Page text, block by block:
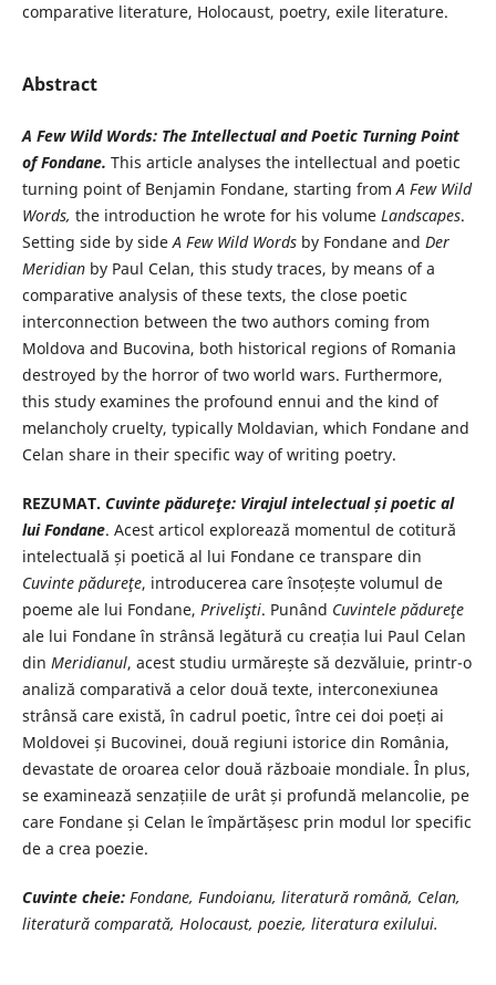
comparative literature, Holocaust, poetry, exile literature.
Abstract
A Few Wild Words: The Intellectual and Poetic Turning Point
ofFondane. This article analyses the intellectual and poetic
turning point of Benjamin Fondane, starting fromA Few Wild
Words, the introduction he wrote for his volume Landscapes.
Setting side by sideA Few Wild Wordsby Fondane and Der
Meridianby Paul Celan, this study traces, by means of a
comparative analysis of these texts, the close poetic
interconnection between the two authors coming from
Moldova and Bucovina, both historical regions of Romania
destroyed by the horror of two world wars. Furthermore,
this study examines the profound ennui and the kind of
melancholy cruelty, typically Moldavian, which Fondane and
Celan share in their specific way of writing poetry.
REZUMAT. Cuvinte pădureţe: Virajul intelectual și poetic al
lui Fondane. Acest articol explorează momentul de cotitură
intelectuală și poetică al lui Fondane ce transpare din
Cuvinte pădureţe, introducerea care însoțește volumul de
poeme ale lui Fondane, Privelişti. Punând Cuvintele pădureţe
ale lui Fondane în strânsă legătură cu creația lui Paul Celan
din Meridianul, acest studiu urmărește să dezvăluie, printr-o
analiză comparativă a celor două texte, interconexiunea
strânsă care există, în cadrul poetic, între cei doi poeți ai
Moldovei și Bucovinei, două regiuni istorice din România,
devastate de oroarea celor două războaie mondiale. În plus,
se examinează senzațiile de urât și profundă melancolie, pe
care Fondane și Celan le împărtășesc prin modul lor specific
de a crea poezie.
Cuvinte cheie: Fondane, Fundoianu, literatură română, Celan,
literaturăcomparată, Holocaust, poezie, literatura exilului.